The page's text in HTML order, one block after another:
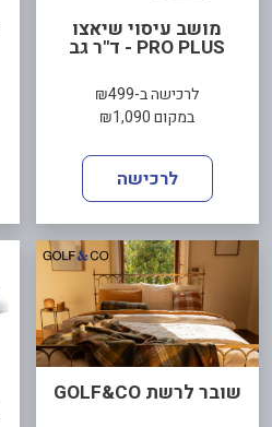
מושב עיסוי שיאצו
PRO PLUS - ד"ר גב
לרכישה ב-₪499
במקום ₪1,090
לרכישה
שובר לרשת GOLF&CO